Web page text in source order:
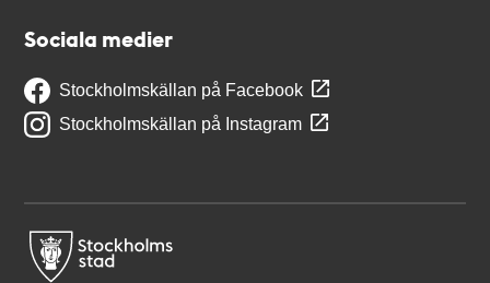
Sociala medier
Stockholmskällan på Facebook
Stockholmskällan på Instagram